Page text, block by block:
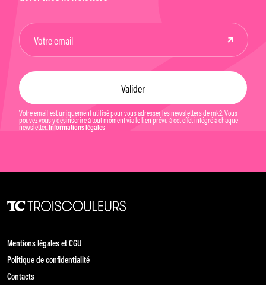
Votre email est uniquement utilisé pour vous adresser les newsletters de mk2. Vous
pouvez vous y désinscrire à tout moment via le lien prévu à cet effet intégré à chaque
newsletter.Informations légales
Mentions légales et CGU
Politique de confidentialité
Contacts